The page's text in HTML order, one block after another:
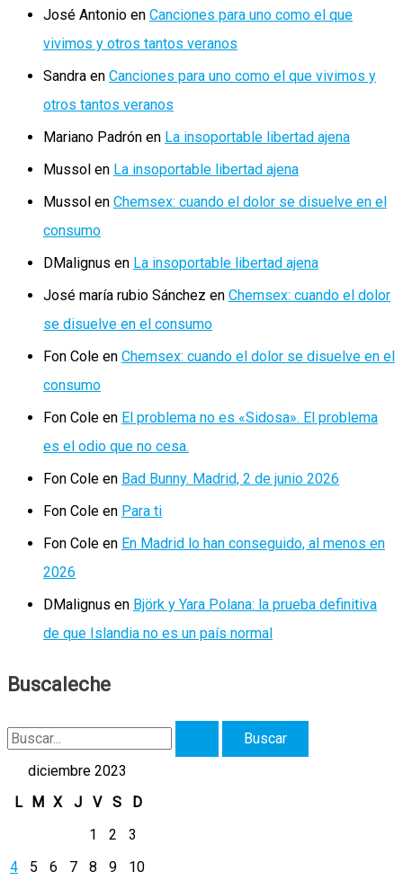
José Antonio en Canciones para uno como el que
vivimos y otros tantos veranos
Sandra en Canciones para uno como el que vivimos y
otros tantos veranos
Mariano Padrón en La insoportable libertad ajena
Mussol en La insoportable libertad ajena
Mussol en Chemsex: cuando el dolor se disuelve en el
consumo
DMalignus en La insoportable libertad ajena
José maría rubio Sánchez en Chemsex: cuando el dolor
se disuelve en el consumo
Fon Cole en Chemsex: cuando el dolor se disuelve en el
consumo
Fon Cole en El problema no es «Sidosa». El problema
es el odio que no cesa.
Fon Cole en Bad Bunny. Madrid, 2 de junio 2026
Fon Cole en Para ti
Fon Cole en En Madrid lo han conseguido, al menos en
2026
DMalignus en Björk y Yara Polana: la prueba definitiva
de que Islandia no es un país normal
Buscaleche
B
r
diciembre 2023
L
M X J V S
D
1
2
3
4
5 6 7 8 9
10